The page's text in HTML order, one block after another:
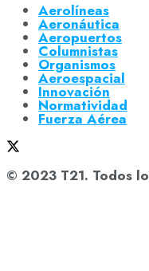
Aerolíneas
Aeronáutica
Aeropuertos
Columnistas
Organismos
Aeroespacial
Innovación
Normatividad
Fuerza Aérea
© 2023 T21. Todos